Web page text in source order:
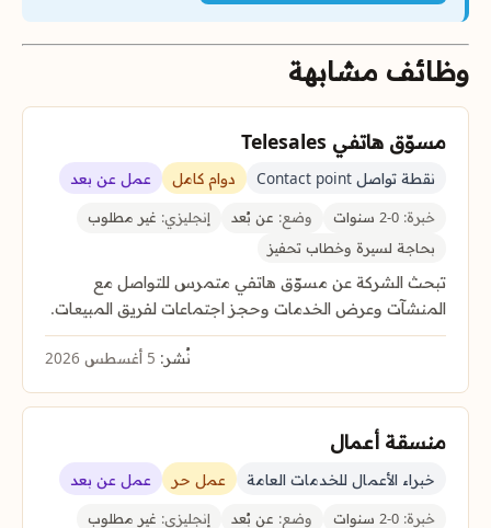
وظائف مشابهة
مسوّق هاتفي Telesales
نقطة تواصل Contact point دوام كامل عمل عن بعد
خبرة: وضع: عن بُعد إنجليزي: غير مطلوب
بحاجة لسيرة وخطاب تحفيز
تبحث الشركة عن مسوّق هاتفي متمرس للتواصل مع
المنشآت وعرض الخدمات وحجز اجتماعات لفريق المبيعات.
نُشر:
منسقة أعمال
خبراء الأعمال للخدمات العامة عمل حر عمل عن بعد
خبرة: وضع: عن بُعد إنجليزي: غير مطلوب